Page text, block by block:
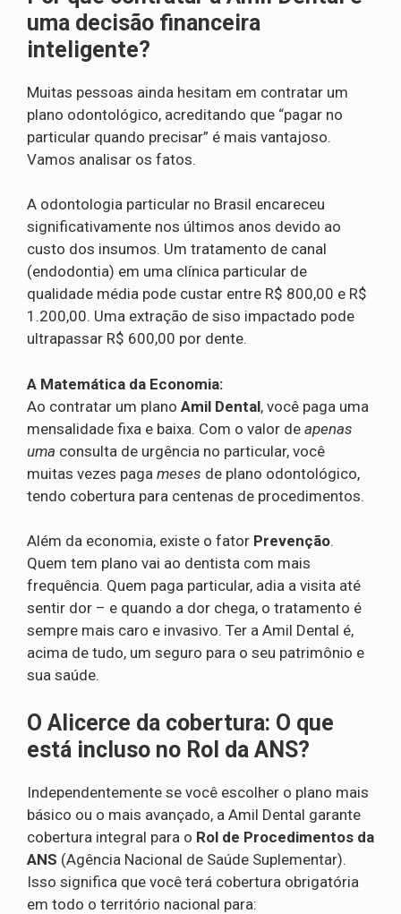
uma decisão financeira
inteligente?
Muitas pessoas ainda hesitam em contratar um
plano odontológico, acreditando que “pagar no
particular quando precisar” é mais vantajoso.
Vamos analisar os fatos.
A odontologia particular no Brasil encareceu
significativamente nos últimos anos devido ao
custo dos insumos. Um tratamento de canal
(endodontia) em uma clínica particular de
qualidade média pode custar entre R$ 800,00 e R$
1.200,00. Uma extração de siso impactado pode
ultrapassar R$ 600,00 por dente.
A Matemática da Economia:
Ao contratar um plano Amil Dental, você paga uma
mensalidade fixa e baixa. Com o valor de apenas
uma consulta de urgência no particular, você
muitas vezes paga meses de plano odontológico,
tendo cobertura para centenas de procedimentos.
Além da economia, existe o fator Prevenção.
Quem tem plano vai ao dentista com mais
frequência. Quem paga particular, adia a visita até
sentir dor – e quando a dor chega, o tratamento é
sempre mais caro e invasivo. Ter a Amil Dental é,
acima de tudo, um seguro para o seu patrimônio e
sua saúde.
O Alicerce da cobertura: O que
está incluso no Rol da ANS?
Independentemente se você escolher o plano mais
básico ou o mais avançado, a Amil Dental garante
cobertura integral para o Rol de Procedimentos da
ANS (Agência Nacional de Saúde Suplementar).
Isso significa que você terá cobertura obrigatória
em todo o território nacional para: